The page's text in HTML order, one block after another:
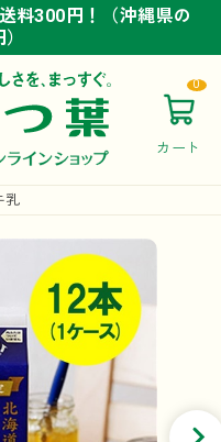
料300円！（沖縄県の
料300円！（沖縄県の
料300円！（沖縄県の
カート
0
乳